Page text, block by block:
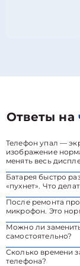
Ответы на
Телефон упал —
изображение
менять весь
Батарея быстро
«пухнет». Что
После ремонта
микрофон. Это
Можно ли
самостоятельно?
Сколько времени
телефона?